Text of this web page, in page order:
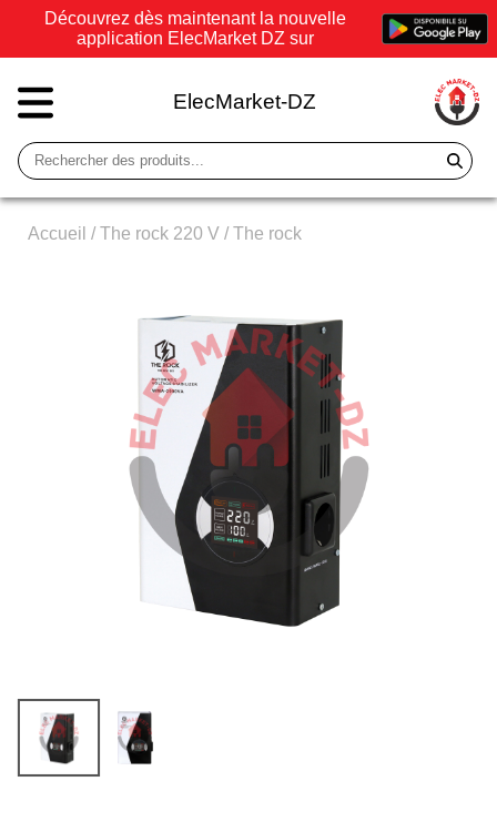
Découvrez dès maintenant la nouvelle
application ElecMarket DZ sur
ElecMarket-DZ
Accueil /The rock 220 V/The rock